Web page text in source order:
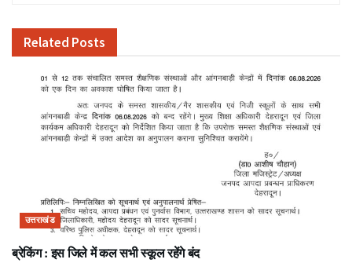
Related Posts
उत्तराखंड
ब्रेकिंग : इस जिले में कल सभी स्कूल रहेंगे बंद